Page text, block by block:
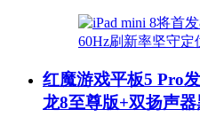
红魔游戏平板5 Pro
龙8至尊版+双扬声